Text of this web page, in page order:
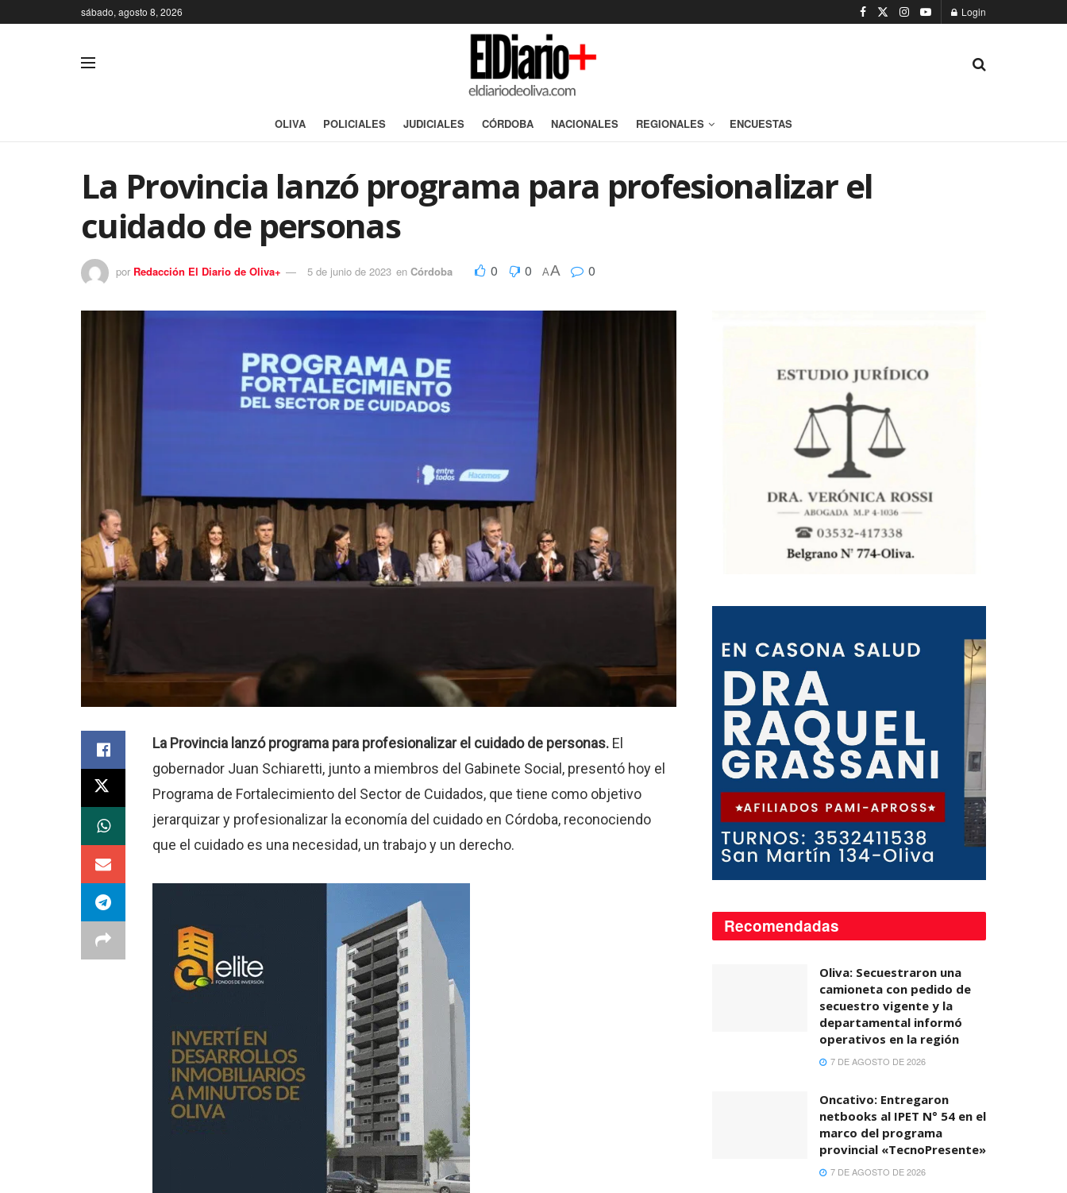
sábado, agosto 8, 2026 Login
OLIVA POLICIALES JUDICIALES CÓRDOBA NACIONALES REGIONALES ENCUESTAS
La Provincia lanzó programa para profesionalizar el
cuidado de personas
por Redacción El Diario de Oliva+ 5 de junio de 2023 en Córdoba 0 0 AA 0
La Provincia lanzó programa para profesionalizar el cuidado de personas. El
gobernador Juan Schiaretti, junto a miembros del Gabinete Social, presentó hoy el
Programa de Fortalecimiento del Sector de Cuidados, que tiene como objetivo
jerarquizar y profesionalizar la economía del cuidado en Córdoba, reconociendo
que el cuidado es una necesidad, un trabajo y un derecho.
Recomendadas
Oliva: Secuestraron una
camioneta con pedido de
secuestro vigente y la
departamental informó
operativos en la región
7 DE AGOSTO DE 2026
Oncativo: Entregaron
netbooks al IPET N° 54 en el
marco del programa
provincial «TecnoPresente»
7 DE AGOSTO DE 2026